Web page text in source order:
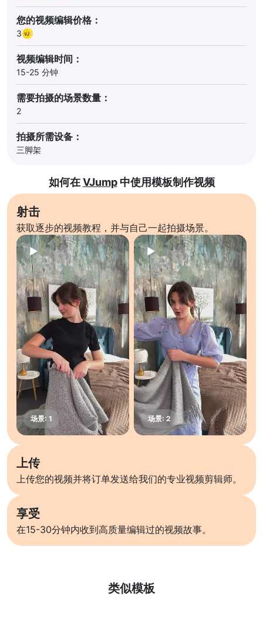
您的视频编辑价格：
3
视频编辑时间：
15-25 分钟
需要拍摄的场景数量：
2
拍摄所需设备：
三脚架
如何在VJump中使用模板制作视频
射击
获取逐步的视频教程，并与自己一起拍摄场景。
上传
上传您的视频并将订单发送给我们的专业视频剪辑师。
享受
在15-30分钟内收到高质量编辑过的视频故事。
类似模板
了解更多